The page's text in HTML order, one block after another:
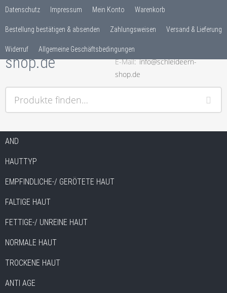
Datenschutz Impressum Mein Konto Warenkorb
Bestellung bestätigen & absenden Zahlungsweisen Versand & Lieferung
Widerruf Allgemeine Geschäftsbedingungen
mehr
E-Mail info@schleideern-
shop.de
Produkte finden…
Springe zum Inhalt
AND
HAUTTYP
EMPFINDLICHE-/ GERÖTETE HAUT
FALTIGE HAUT
FETTIGE-/ UNREINE HAUT
NORMALE HAUT
TROCKENE HAUT
ANTI AGE